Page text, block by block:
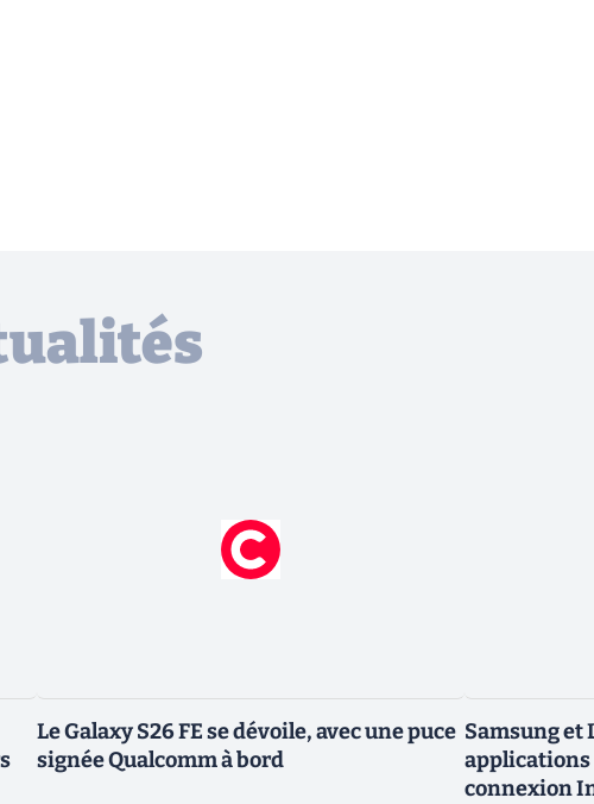
Le Galaxy S26 FE se dévoile, avec une puce
signée Qualcomm à bord
Samsung et
applications
connexion